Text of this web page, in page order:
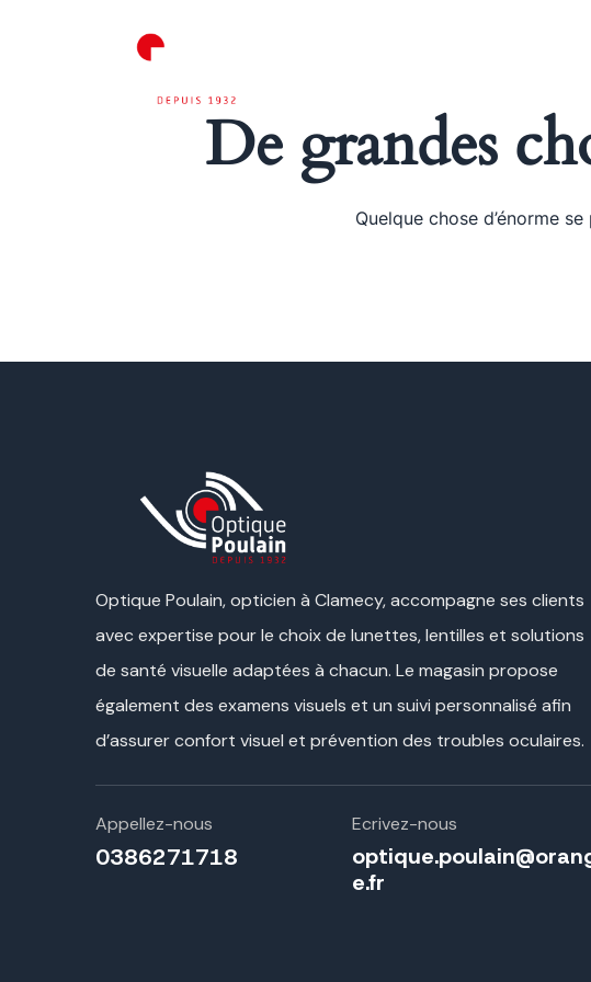
De grandes
Quelque chose d’énorme
Optique Poulain, opticien à Clamecy, accompagne ses clients
avec expertise pour le choix de lunettes, lentilles et solutions
de santé visuelle adaptées à chacun. Le magasin propose
également des examens visuels et un suivi personnalisé afin
d’assurer confort visuel et prévention des troubles oculaires.
Appellez-nous
0386271718
Ecrivez-nous
e.fr